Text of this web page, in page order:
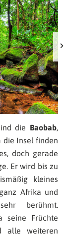
die Baobab,
die Insel finden
doch gerade
Er wird bis zu
kleines
Afrika und
berühmt.
seine Früchte
alle weiteren